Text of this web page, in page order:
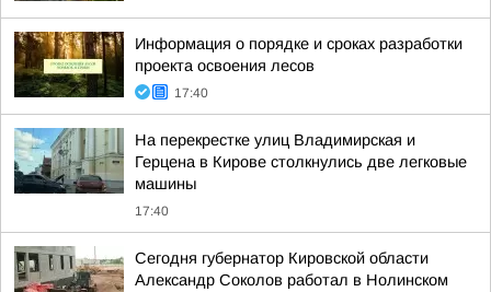
Информация о порядке и сроках разработки
проекта освоения лесов
17:40
На перекрестке улиц Владимирская и
Герцена в Кирове столкнулись две легковые
машины
17:40
Сегодня губернатор Кировской области
Александр Соколов работал в Нолинском